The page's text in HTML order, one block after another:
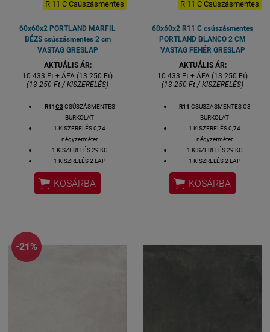
R 11 C Csúszásmentes
60x60x2 PORTLAND MARFIL
BÉZS csúszásmentes 2 cm
VASTAG GRESLAP
AKTUÁLIS ÁR:
10 433 Ft + ÁFA (13 250 Ft)
(13 250 Ft / KISZERELÉS)
R11C3 CSÚSZÁSMENTES
BURKOLAT
1 KISZERELÉS 0,74
négyzetméter
1 KISZERELÉS 29 KG
1 KISZRELÉS 2 LAP
1 LAP MÉRETE: 60X60 cm
VASTAGSÁG: 2 CM
ALAPANYAG: GRES
 KOSÁRBA
R 11 C Csúszásmentes
60x60x2 R11 C csúszásmentes
PORTLAND BLANCO 2 CM
VASTAG FEHÉR GRESLAP
AKTUÁLIS ÁR:
10 433 Ft + ÁFA (13 250 Ft)
(13 250 Ft / KISZERELÉS)
R11 CSÚSZÁSMENTES C3
BURKOLAT
1 KISZERELÉS 0,74
négyzetméter
1 KISZERELÉS 29 KG
1 KISZRELÉS 2 LAP
1 LAP MÉRETE: 60X60 cm
VASTAGSÁG: 2 CM
ALAPANYAG: GRES
 KOSÁRBA
-21%